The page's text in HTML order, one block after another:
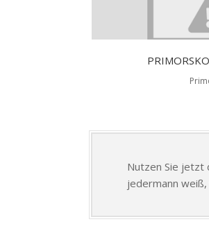
Nutzen Sie jetzt
jedermann